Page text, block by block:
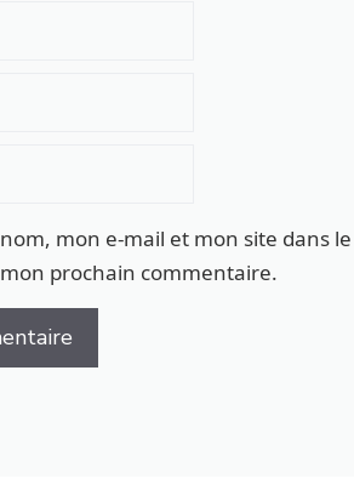
mon e-mail et mon site dans le
prochain commentaire.